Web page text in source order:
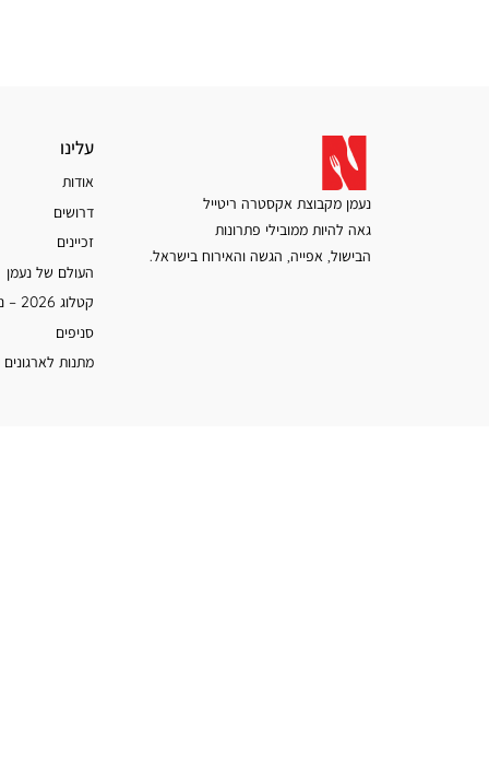
נעמן מקבוצת אקסטרה ריטייל
גאה להיות ממובילי פתרונות
הבישול, אפייה, הגשה והאירוח בישראל.
עלינו
עלינו
אודות
דרושים
זכיינים
העולם של נעמן
קטלוג 2026 – נעמן
סניפים
מתנות לארגונים